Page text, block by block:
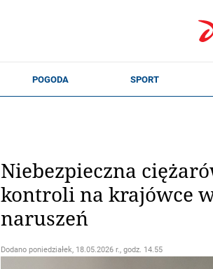
Niebezpieczna
kontroli na krajówce
naruszeń
Dodano poniedziałek, 18.05.2026 r., godz. 14.55